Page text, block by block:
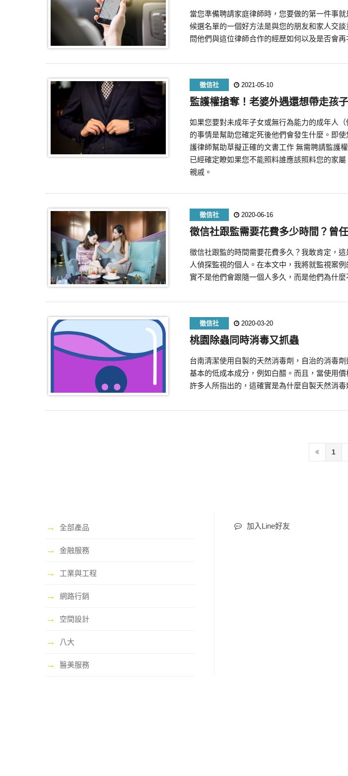
當您準備聘請家庭律師時，您要做的第一件事
候選名單的一個好方法是與您的朋友和家人交
問他們與這位律師合作的經歷如何以及是否會再
徵信社 2021-05-10
監護權搶奪！老婆外遇還想帶走孩
如果您要對未成年子女或無行為能力的成年人
的事情是幫助您確定死後他們會發生什麼。即
護律師幫助草擬正確的文書工作 無需聘請監護
已經確定瞭如果您不能照料誰應該照料您的家
親戚。
徵信社 2020-06-16
徵信社跟監需要花費多少時間？曾
徵信社跟監的時間需要花費多久？我敢肯定，
人偵探監視的個人。在本文中，我將就監視案
實不是他們會跟隨一個人多久，而是他們為什麼
徵信社 2020-03-20
桃園除蟲同時消毒又抓蟲
台南清潔使用自製的天然消毒劑，自治的消毒
基本的低成本成分，例如白醋。而且，當使用
許多人所指出的，這確實是為什麼自製天然消
1
→ 全部產品
→ 金融服務
→ 工業與工程
→ 網路行銷
→ 空間設計
→ 八大
→ 醫美服務
加入Line好友